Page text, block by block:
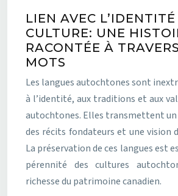
LIEN AVEC
CULTURE: UNE
RACONTÉE À
MOTS
Les langues autochtones sont
à l’identité, aux traditions et aux
autochtones. Elles transmettent un
des récits fondateurs et une vision
La préservation de ces langues est
pérennité des cultures
richesse du patrimoine canadien.